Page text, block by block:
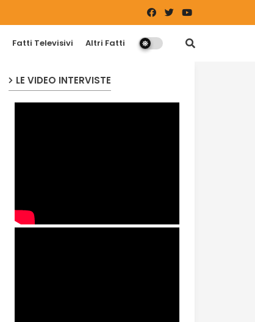
Fatti Televisivi Altri Fatti
LE VIDEO INTERVISTE